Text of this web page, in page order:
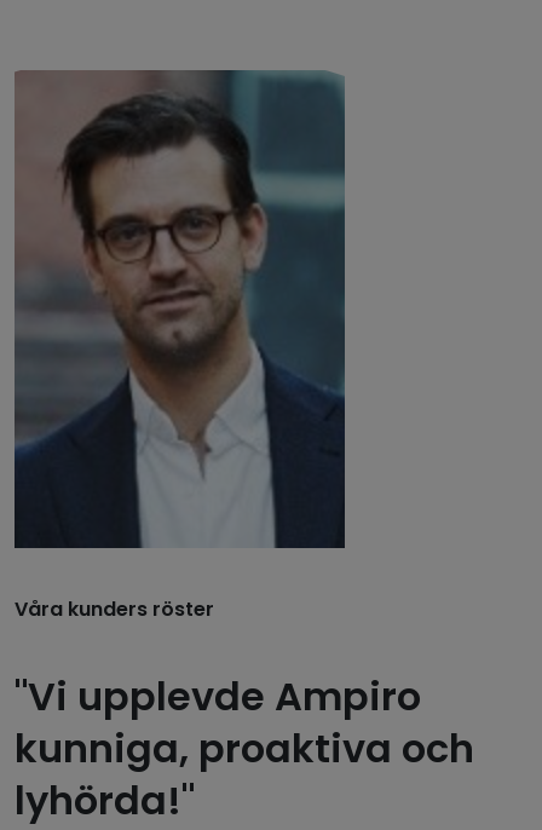
Våra kunders röster
"Vi upplevde Ampiro
kunniga, proaktiva och
lyhörda!"